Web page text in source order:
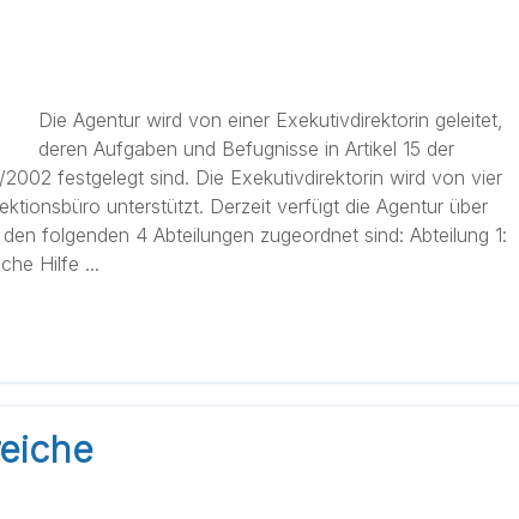
Die Agentur wird von einer Exekutivdirektorin geleitet,
deren Aufgaben und Befugnisse in Artikel 15 der
festgelegt sind. Die Exekutivdirektorin wird von vier
unterstützt. Derzeit verfügt die Agentur über
folgenden 4 Abteilungen zugeordnet sind: Abteilung 1:
Hilfe ...